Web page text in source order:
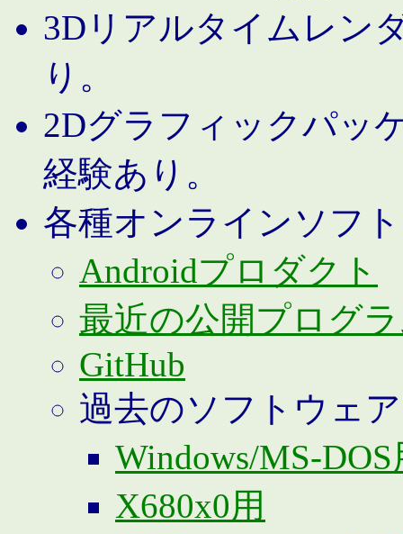
3Dリアルタイムレン
り。
2Dグラフィックパッ
経験あり。
各種オンラインソフ
Androidプロダクト
最近の公開プログ
GitHub
過去のソフトウェア
Windows/MS-DOS
X680x0用